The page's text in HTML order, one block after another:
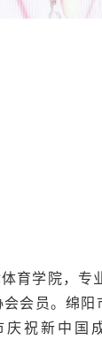
育学院，
会员。绵
祝新中国